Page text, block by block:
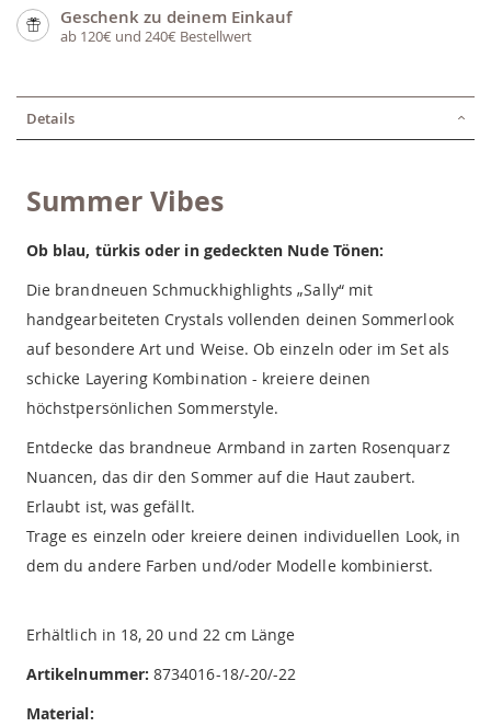
Geschenk zu deinem Einkauf
ab 120€ und 240€ Bestellwert
Details
Summer Vibes
Ob blau, türkis oder in gedeckten Nude Tönen:
Die brandneuen Schmuckhighlights „Sally“ mit
handgearbeiteten Crystals vollenden deinen Sommerlook
auf besondere Art und Weise. Ob einzeln oder im Set als
schicke Layering Kombination - kreiere deinen
höchstpersönlichen Sommerstyle.
Entdecke das brandneue Armband in zarten Rosenquarz
Nuancen, das dir den Sommer auf die Haut zaubert.
Erlaubt ist, was gefällt.
Trage es einzeln oder kreiere deinen individuellen Look, in
dem du andere Farben und/oder Modelle kombinierst.
Erhältlich in 18, 20 und 22 cm Länge
Artikelnummer:8734016-18/-20/-22
Material: